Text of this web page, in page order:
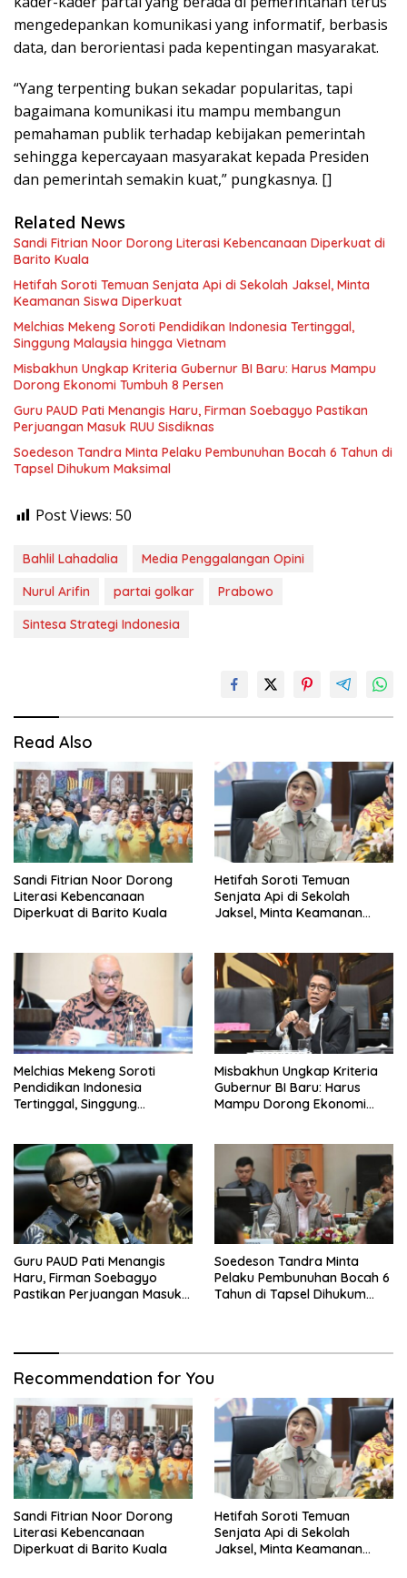
mengedepankan komunikasi yang informatif, berbasis
data, dan berorientasi pada kepentingan masyarakat.
“Yang terpenting bukan sekadar popularitas, tapi
bagaimana komunikasi itu mampu membangun
pemahaman publik terhadap kebijakan pemerintah
sehingga kepercayaan masyarakat kepada Presiden
dan pemerintah semakin kuat,” pungkasnya. []
Related News
Sandi Fitrian Noor Dorong Literasi Kebencanaan Diperkuat di
Barito Kuala
Hetifah Soroti Temuan Senjata Api di Sekolah Jaksel, Minta
Keamanan Siswa Diperkuat
Melchias Mekeng Soroti Pendidikan Indonesia Tertinggal,
Singgung Malaysia hingga Vietnam
Misbakhun Ungkap Kriteria Gubernur BI Baru: Harus Mampu
Dorong Ekonomi Tumbuh 8 Persen
Guru PAUD Pati Menangis Haru, Firman Soebagyo Pastikan
Perjuangan Masuk RUU Sisdiknas
Soedeson Tandra Minta Pelaku Pembunuhan Bocah 6 Tahun di
Tapsel Dihukum Maksimal
Post Views: 50
Bahlil Lahadalia
Media Penggalangan Opini
Nurul Arifin
partai golkar
Prabowo
Sintesa Strategi Indonesia
Read Also
Sandi Fitrian Noor Dorong
Literasi Kebencanaan
Diperkuat di Barito Kuala
Hetifah Soroti Temuan
Senjata Api di Sekolah
Jaksel, Minta Keamanan
Melchias Mekeng Soroti
Pendidikan Indonesia
Tertinggal, Singgung
Misbakhun Ungkap Kriteria
Gubernur BI Baru: Harus
Mampu Dorong Ekonomi
Guru PAUD Pati Menangis
Haru, Firman Soebagyo
Pastikan Perjuangan Masuk
Soedeson Tandra Minta
Pelaku Pembunuhan Bocah 6
Tahun di Tapsel Dihukum
Recommendation for You
Sandi Fitrian Noor Dorong
Literasi Kebencanaan
Diperkuat di Barito Kuala
Hetifah Soroti Temuan
Senjata Api di Sekolah
Jaksel, Minta Keamanan